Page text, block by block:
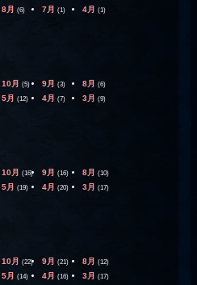
8月 (6) 7月 (1) 4月 (1)
10月 (5) 9月 (3) 8月 (6)
5月 (12) 4月 (7) 3月 (9)
10月 (16) 9月 (16) 8月 (10)
5月 (19) 4月 (20) 3月 (17)
10月 (22) 9月 (21) 8月 (12)
5月 (14) 4月 (16) 3月 (17)